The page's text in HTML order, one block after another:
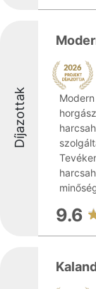
Díjazottak
9.6